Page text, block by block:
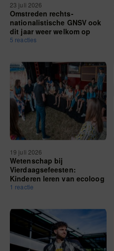
23 juli 2026
Omstreden rechts-
nationalistische GNSV ook
dit jaar weer welkom op
intromarkt Radboud
5 reacties
19 juli 2026
Wetenschap bij
Vierdaagsefeesten:
Kinderen leren van ecoloog
hoe onmisbaar bijen zijn
1 reactie